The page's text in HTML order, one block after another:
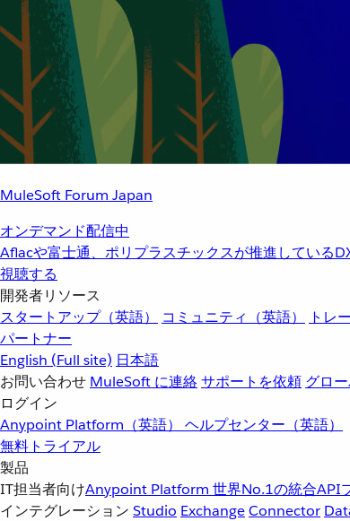
MuleSoft Forum Japan
オンデマンド配信中
Aflacや富士通、ポリプラスチックスが推進している
視聴する
開発者リソース
スタートアップ（英語）
コミュニティ（英語） トレ
パートナー
English (Full site) 日本語
お問い合わせ MuleSoft に連絡サポートを依頼 グロ
ログイン
Anypoint Platform（英語） ヘルプセンター（英語）
無料トライアル
製品
IT担当者向けAnypoint Platform 世界No.1の統合API
インテグレーション Studio ExchangeConnector